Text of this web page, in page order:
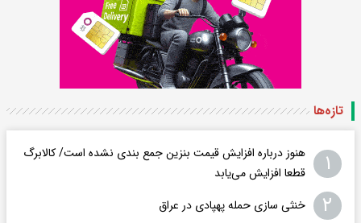
تازه‌ها
۱
هنوز درباره افزایش قیمت بنزین جمع بندی نشده است/ کالابرگ
قطعا افزایش می‌یابد
۲ خنثی سازی حمله پهپادی در عراق